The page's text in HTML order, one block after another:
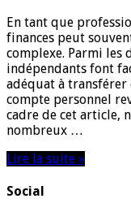
En tant que
finances peut
complexe. Parmi les
indépendants font
adéquat à
compte personnel
cadre de cet article,
nombreux …
Lire la suite »
Social